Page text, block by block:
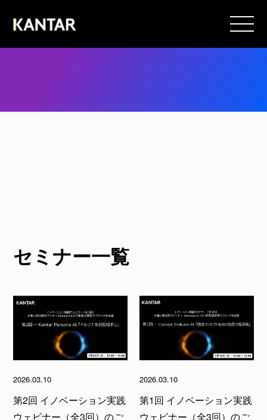
セミナー
セミナー一覧
2026.03.10
第2回 イノベーション実践
ウェビナー（全3回）のご
2026.03.10
第1回 イノベーション実践
ウェビナー（全3回）のご